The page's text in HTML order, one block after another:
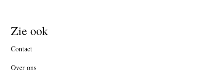
Zie ook
Contact
Over ons